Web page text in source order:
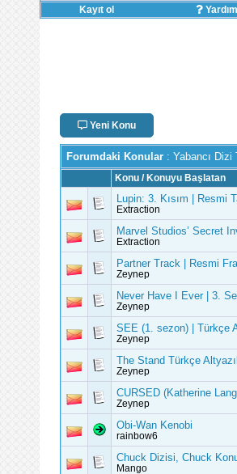
Kayıt ol Yardım
Yeni Konu
Forumdaki Konular : Yabancı Dizi
Konu / Konuyu Başlatan
Lupin: 3. Kısım | Resmi
Extraction
Marvel Studios’ Secret
Extraction
Partner Track | Resmi
Zeynep
Never Have I Ever | 3.
Zeynep
SEE (1. sezon) | Türkçe
Zeynep
The Stand Türkçe
Zeynep
CURSED (Katherine
Zeynep
Obi-Wan Kenobi
rainbow6
Chuck Dizisi, Chuck
Mango